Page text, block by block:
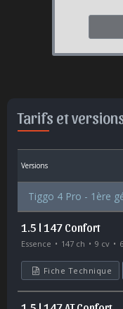
Tarifs et
Versions
Tiggo 4 Pro - 1ère
1.5 l 147 Confort
Essence 147 ch 9 cv
Fiche Technique